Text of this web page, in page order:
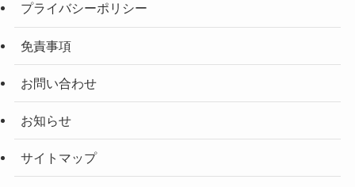
プライバシーポリシー
免責事項
お問い合わせ
お知らせ
サイトマップ